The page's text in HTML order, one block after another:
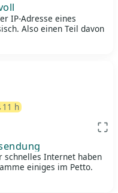
IP-Adresse eines
Also einen Teil davon
11 h
schnelles Internet haben
einiges im Petto.